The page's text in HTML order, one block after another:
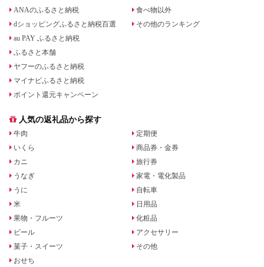
ANAのふるさと納税
dショッピングふるさと納税百選
au PAY ふるさと納税
ふるさと本舗
ヤフーのふるさと納税
マイナビふるさと納税
ポイント還元キャンペーン
食べ物以外
その他のランキング
人気の返礼品から探す
牛肉
いくら
カニ
うなぎ
うに
米
果物・フルーツ
ビール
菓子・スイーツ
おせち
定期便
商品券・金券
旅行券
家電・電化製品
自転車
日用品
化粧品
アクセサリー
その他